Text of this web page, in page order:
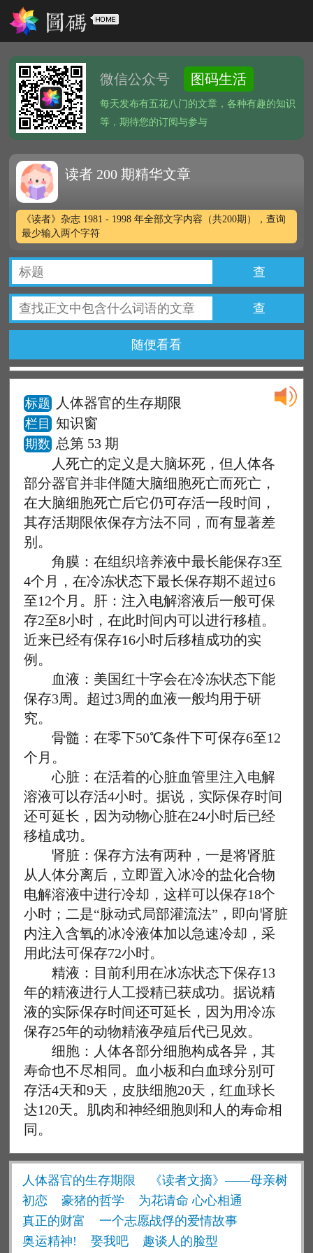
微信公众号 图码生活
每天发布有五花八门的文章，各种有趣的知识
等，期待您的订阅与参与
读者 200 期精华文章
《读者》杂志 1981 - 1998 年全部文字内容（共200期），查询
最少输入两个字符
查
查
随便看看
标题 人体器官的生存期限
栏目 知识窗
期数 总第 53 期
人死亡的定义是大脑坏死，但人体各
部分器官并非伴随大脑细胞死亡而死亡，
在大脑细胞死亡后它仍可存活一段时间，
其存活期限依保存方法不同，而有显著差
别。
角膜：在组织培养液中最长能保存3至
4个月，在冷冻状态下最长保存期不超过6
至12个月。肝：注入电解溶液后一般可保
存2至8小时，在此时间内可以进行移植。
近来已经有保存16小时后移植成功的实
例。
血液：美国红十字会在冷冻状态下能
保存3周。超过3周的血液一般均用于研
究。
骨髓：在零下50℃条件下可保存6至12
个月。
心脏：在活着的心脏血管里注入电解
溶液可以存活4小时。据说，实际保存时间
还可延长，因为动物心脏在24小时后已经
移植成功。
肾脏：保存方法有两种，一是将肾脏
从人体分离后，立即置入冰冷的盐化合物
电解溶液中进行冷却，这样可以保存18个
小时；二是“脉动式局部灌流法”，即向肾脏
内注入含氧的冰冷液体加以急速冷却，采
用此法可保存72小时。
精液：目前利用在冰冻状态下保存13
年的精液进行人工授精已获成功。据说精
液的实际保存时间还可延长，因为用冷冻
保存25年的动物精液孕殖后代已见效。
细胞：人体各部分细胞构成各异，其
寿命也不尽相同。血小板和白血球分别可
存活4天和9天，皮肤细胞20天，红血球长
达120天。肌肉和神经细胞则和人的寿命相
同。
人体器官的生存期限
《读者文摘》——母亲树
初恋
豪猪的哲学
为花请命 心心相通
真正的财富
一个志愿战俘的爱情故事
奥运精神!
娶我吧 趣谈人的脸型